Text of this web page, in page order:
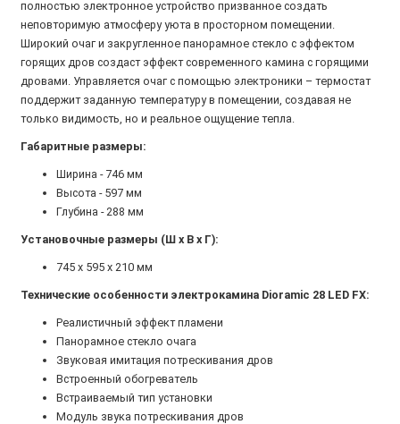
полностью электронное устройство призванное создать
неповторимую атмосферу уюта в просторном помещении.
Широкий очаг и закругленное панорамное стекло с эффектом
горящих дров создаст эффект современного камина с горящими
дровами. Управляется очаг с помощью электроники – термостат
поддержит заданную температуру в помещении, создавая не
только видимость, но и реальное ощущение тепла.
Габаритные размеры:
Ширина - 746 мм
Высота - 597 мм
Глубина - 288 мм
Установочные размеры (Ш х В х Г):
745 х 595 х 210 мм
Технические особенности электрокамина Dioramic 28 LED FX:
Реалистичный эффект пламени
Панорамное стекло очага
Звуковая имитация потрескивания дров
Встроенный обогреватель
Встраиваемый тип установки
Модуль звука потрескивания дров